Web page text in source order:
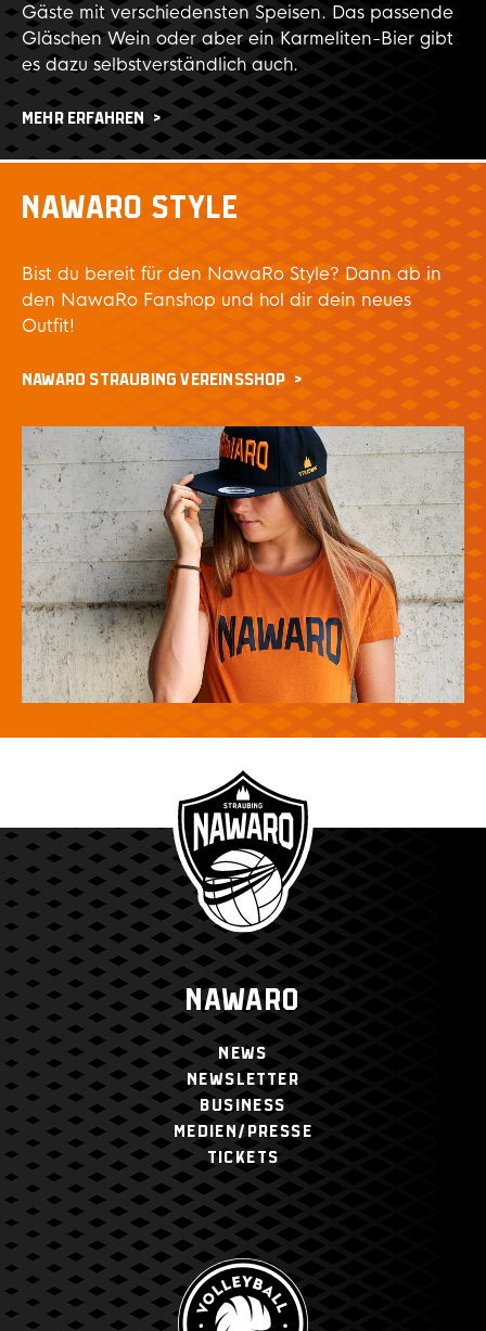
Gäste mit verschiedensten Speisen. Das passende
Gläschen Wein oder aber ein Karmeliten-Bier gibt
es dazu selbstverständlich auch.
MEHR ERFAHREN
NAWARO STYLE
Bist du bereit für den NawaRo Style? Dann ab in
den NawaRo Fanshop und hol dir dein neues
Outfit!
NAWARO STRAUBING VEREINSSHOP
NAWARO
NEWS
NEWSLETTER
BUSINESS
MEDIEN/PRESSE
TICKETS